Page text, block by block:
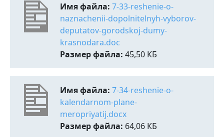
Имя файла: 7-33-reshenie-o-
naznachenii-dopolnitelnyh-vyborov-
deputatov-gorodskoj-dumy-
krasnodara.doc
Размер файла: 45,50 КБ
Имя файла: 7-34-reshenie-o-
kalendarnom-plane-
meropriyatij.docx
Размер файла: 64,06 КБ